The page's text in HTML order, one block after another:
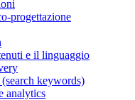
progettazione
e il linguaggio
keywords)
analytics